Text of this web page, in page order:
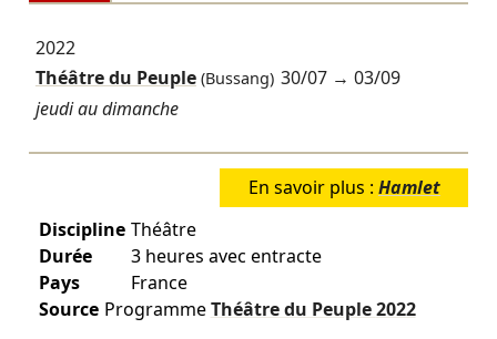
2022
Théâtre du Peuple(Bussang) 30/07 →03/09
jeudi au dimanche
En savoir plus : Hamlet
Discipline Théâtre
Durée
3 heures avec entracte
Pays
France
Source ProgrammeThéâtre du Peuple2022